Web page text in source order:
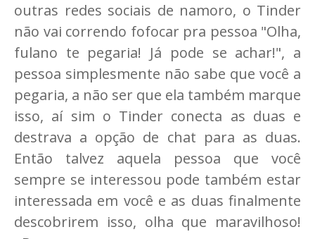
outras redes sociais de namoro, o Tinder
não vai correndo fofocar pra pessoa "Olha,
fulano te pegaria! Já pode se achar!", a
pessoa simplesmente não sabe que você a
pegaria, a não ser que ela também marque
isso, aí sim o Tinder conecta as duas e
destrava a opção de chat para as duas.
Então talvez aquela pessoa que você
sempre se interessou pode também estar
interessada em você e as duas finalmente
descobrirem isso, olha que maravilhoso!